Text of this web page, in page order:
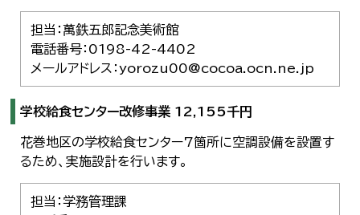
担当：萬鉄五郎記念美術館
電話番号：0198-42-4402
メールアドレス：yorozu00@cocoa.ocn.ne.jp
学校給食センター改修事業 12,155千円
花巻地区の学校給食センター7箇所に空調設備を設置す
るため、実施設計を行います。
担当：学務管理課